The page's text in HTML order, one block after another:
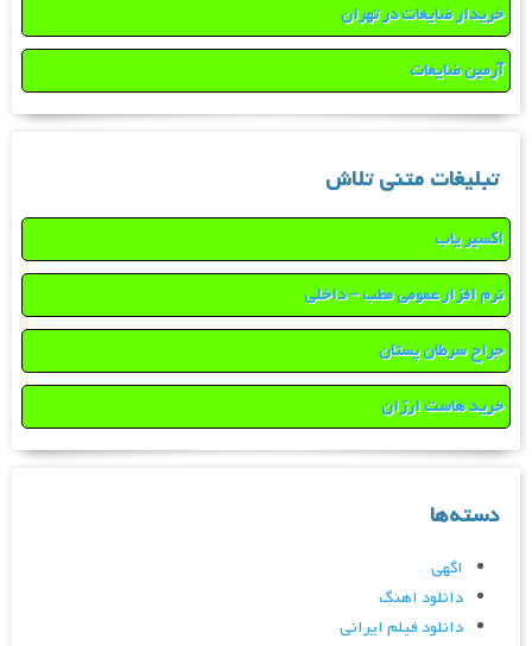
خریدار ضایعات در تهران
آرمین ضایعات
تبلیغات متنی تلاش
اکسیر یاب
نرم افزار عمومی مطب – داخلی
جراح سرطان پستان
خرید هاست ارزان
دسته‌ها
اگهی
دانلود اهنگ
دانلود فیلم ایرانی